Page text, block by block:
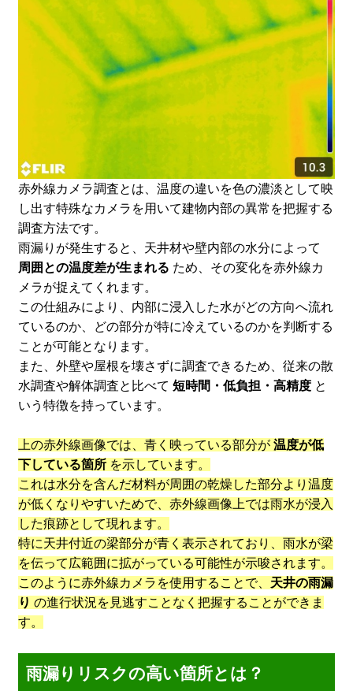
赤外線カメラ調査とは、温度の違いを色の濃淡として映
し出す特殊なカメラを用いて建物内部の異常を把握する
調査方法です。
雨漏りが発生すると、天井材や壁内部の水分によって
周囲との温度差が生まれる ため、その変化を赤外線カ
メラが捉えてくれます。
この仕組みにより、内部に浸入した水がどの方向へ流れ
ているのか、どの部分が特に冷えているのかを判断する
ことが可能となります。
また、外壁や屋根を壊さずに調査できるため、従来の散
水調査や解体調査と比べて 短時間・低負担・高精度 と
いう特徴を持っています。
上の赤外線画像では、青く映っている部分が 温度が低
下している箇所 を示しています。
これは水分を含んだ材料が周囲の乾燥した部分より温度
が低くなりやすいためで、赤外線画像上では雨水が浸入
した痕跡として現れます。
特に天井付近の梁部分が青く表示されており、雨水が梁
を伝って広範囲に拡がっている可能性が示唆されます。
このように赤外線カメラを使用することで、 天井の雨漏
り の進行状況を見逃すことなく把握することができま
す。
雨漏りリスクの高い箇所とは？